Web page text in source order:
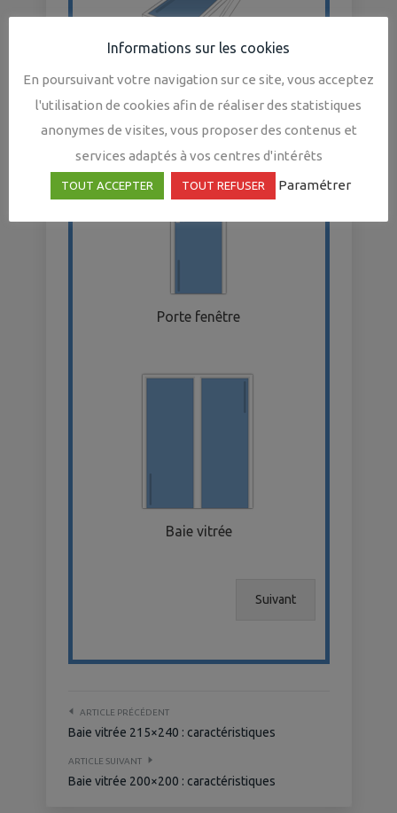
Fenêtre de toit
Porte fenêtre
Baie vitrée
Suivant
ARTICLE PRÉCÉDENT
Baie vitrée 215×240 : caractéristiques
ARTICLE SUIVANT
Baie vitrée 200×200 : caractéristiques
Informations sur les cookies
En poursuivant votre navigation sur ce site, vous acceptez
l'utilisation de cookies afin de réaliser des statistiques
anonymes de visites, vous proposer des contenus et
services adaptés à vos centres d'intérêts
TOUT ACCEPTER TOUT REFUSER Paramétrer